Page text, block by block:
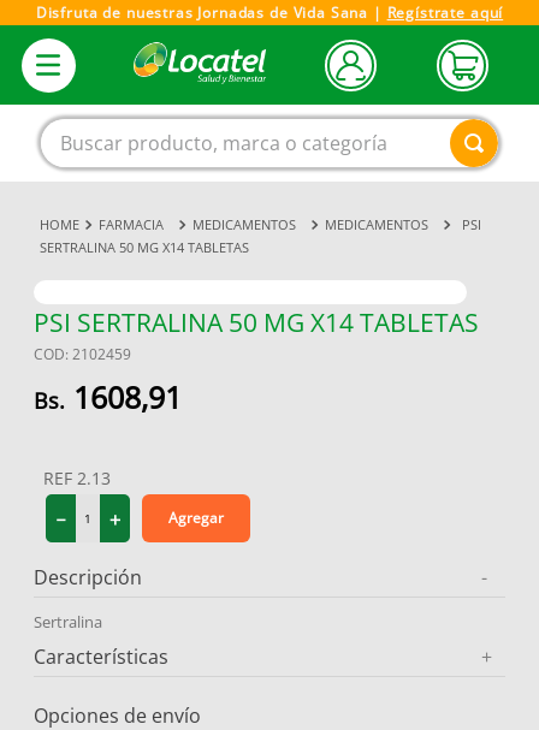
Disfruta de nuestras Jornadas de Vida Sana | Regístrate aquí
Buscar producto, marca o categoría
FARMACIA MEDICAMENTOS MEDICAMENTOS
PSI
SERTRALINA 50 MG X14 TABLETAS
PSI SERTRALINA 50 MG X14 TABLETAS
COD: 2102459
1608,91
REF 2.13
＋
－ Agregar
Descripción -
Sertralina
Características +
Opciones de envío
1.
magnesio
3.
tensiometro
4.
vitamina c
5.
linezolid
.
champu
miovit
9.
protector solar